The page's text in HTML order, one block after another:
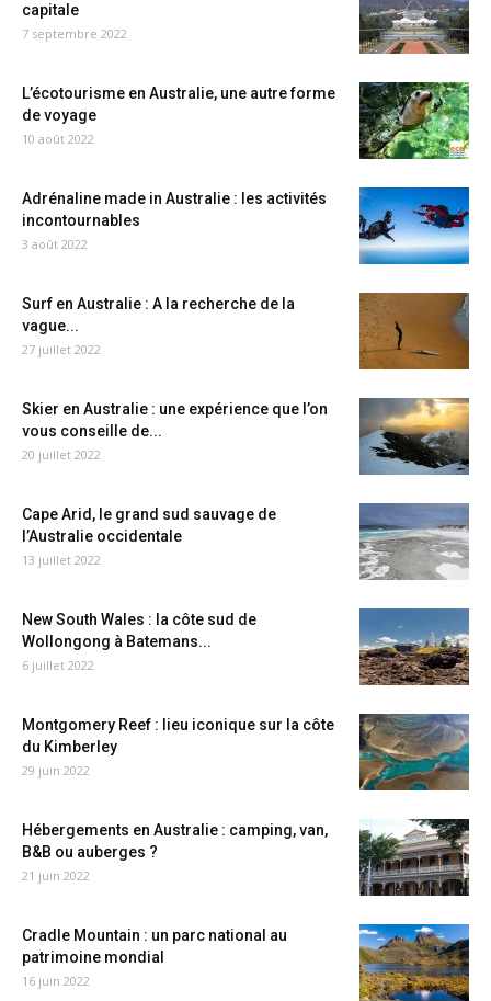
capitale
7 septembre 2022
L’écotourisme en Australie, une autre forme
de voyage
10 août 2022
Adrénaline made in Australie : les activités
incontournables
3 août 2022
Surf en Australie : A la recherche de la
vague...
27 juillet 2022
Skier en Australie : une expérience que l’on
vous conseille de...
20 juillet 2022
Cape Arid, le grand sud sauvage de
l’Australie occidentale
13 juillet 2022
New South Wales : la côte sud de
Wollongong à Batemans...
6 juillet 2022
Montgomery Reef : lieu iconique sur la côte
du Kimberley
29 juin 2022
Hébergements en Australie : camping, van,
B&B ou auberges ?
21 juin 2022
Cradle Mountain : un parc national au
patrimoine mondial
16 juin 2022